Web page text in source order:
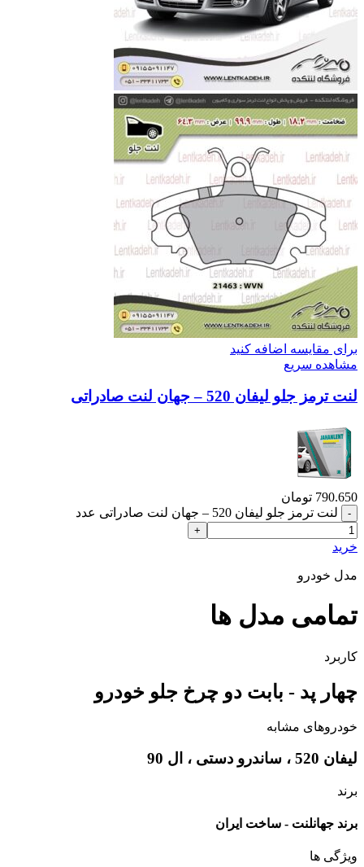
برای مقایسه اضافه کنید
مشاهده سریع
لنت ترمز جلو لیفان 520 – جهان لنت صادراتی
790.650 تومان
لنت ترمز جلو لیفان 520 – جهان لنت صادراتی عدد
خرید
مدل خودرو
تمامی مدل ها
کاربرد
چهار پد - بابت دو چرخ جلو خودرو
خودروهای مشابه
لیفان 520 ، ساندرو دستی ، ال 90
برند
برند جهانلنت - ساخت ایران
ویژگی ها